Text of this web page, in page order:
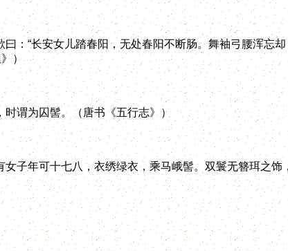
“长安女儿踏春阳，无处春阳不断肠。舞袖弓腰浑忘却
）
谓为囚髻。（唐书《五行志》）
年可十七八，衣绣绿衣，乘马峨髻。双鬟无簪珥之饰